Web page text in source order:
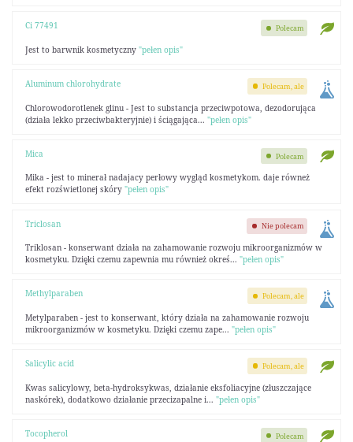
Ci 77491
Jest to barwnik kosmetyczny "pełen opis"
Polecam
Aluminum chlorohydrate
Chlorowodorotlenek glinu - Jest to substancja przeciwpotowa, dezodorująca
(działa lekko przeciwbakteryjnie) i ściągająca... "pełen opis"
Polecam, ale
Mica
Mika - jest to minerał nadajacy perłowy wygląd kosmetykom. daje równeż
efekt rozświetlonej skóry "pełen opis"
Polecam
Triclosan
Triklosan - konserwant działa na zahamowanie rozwoju mikroorganizmów w
kosmetyku. Dzięki czemu zapewnia mu również okreś... "pełen opis"
Nie polecam
Methylparaben
Metylparaben - jest to konserwant, który działa na zahamowanie rozwoju
mikroorganizmów w kosmetyku. Dzięki czemu zape... "pełen opis"
Polecam, ale
Salicylic acid
Kwas salicylowy, beta-hydroksykwas, działanie eksfoliacyjne (złuszczające
naskórek), dodatkowo działanie przecizapalne i... "pełen opis"
Polecam, ale
Tocopherol Polecam